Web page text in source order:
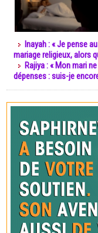
Inayah : « Je pense
mariage religieux, alors
Rajiya : « Mon mari
dépenses : suis-je